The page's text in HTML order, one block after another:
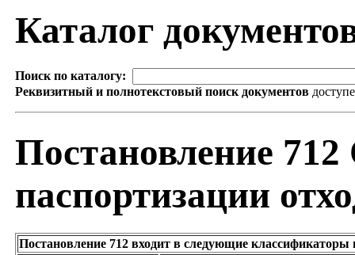
Каталог
Поиск по каталогу:
Реквизитный и полнотекстовый поиск документов
Постановление
паспортизации
Постановление 712 входит в следующие классификаторы